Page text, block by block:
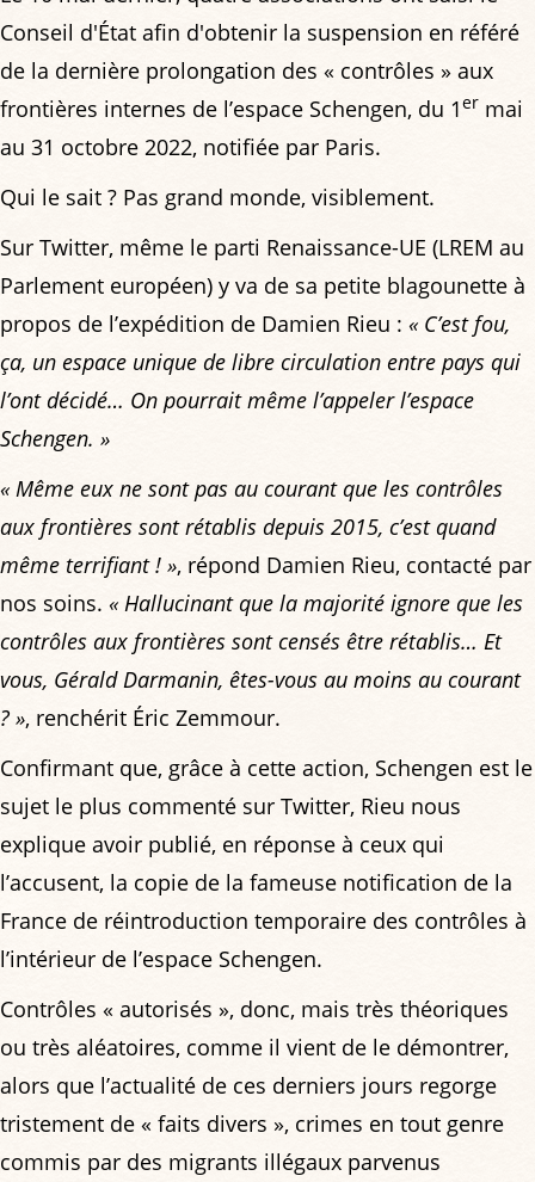
Conseil d'État afin d'obtenir la suspension en référé
de la dernière prolongation des « contrôles » aux
frontières internes de l’espace Schengen, du 1er mai
au 31 octobre 2022, notifiée par Paris.
Qui le sait ? Pas grand monde, visiblement.
Sur Twitter, même le parti Renaissance-UE (LREM au
Parlement européen) y va de sa petite blagounette à
propos de l’expédition de Damien Rieu : « C’est fou,
ça, un espace unique de libre circulation entre pays qui
l’ont décidé… On pourrait même l’appeler l’espace
Schengen. »
« Même eux ne sont pas au courant que les contrôles
aux frontières sont rétablis depuis 2015, c’est quand
même terrifiant ! », répond Damien Rieu, contacté par
nos soins. « Hallucinant que la majorité ignore que les
contrôles aux frontières sont censés être rétablis… Et
vous, Gérald Darmanin, êtes-vous au moins au courant
? », renchérit Éric Zemmour.
Confirmant que, grâce à cette action, Schengen est le
sujet le plus commenté sur Twitter, Rieu nous
explique avoir publié, en réponse à ceux qui
l’accusent, la copie de la fameuse notification de la
France de réintroduction temporaire des contrôles à
l’intérieur de l’espace Schengen.
Contrôles « autorisés », donc, mais très théoriques
ou très aléatoires, comme il vient de le démontrer,
alors que l’actualité de ces derniers jours regorge
tristement de « faits divers », crimes en tout genre
commis par des migrants illégaux parvenus